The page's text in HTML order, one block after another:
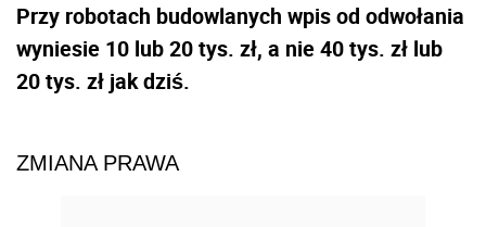
Przy robotach budowlanych wpis od odwołania
wyniesie 10 lub 20 tys. zł, a nie 40 tys. zł lub
20 tys. zł jak dziś.
ZMIANA PRAWA